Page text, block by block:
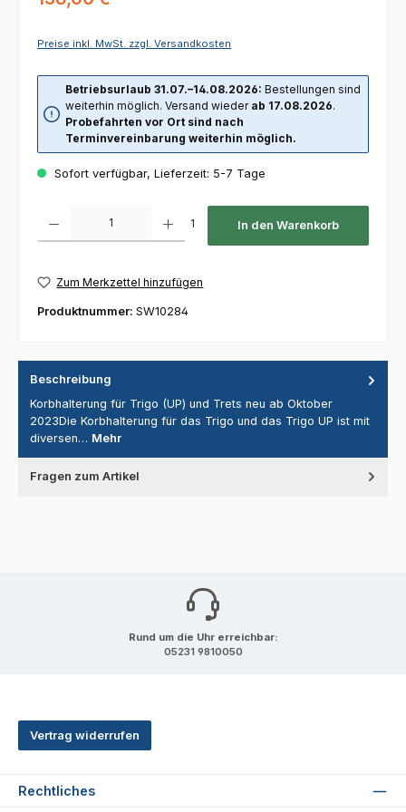
Preise inkl. MwSt. zzgl. Versandkosten
Betriebsurlaub 31.07.–14.08.2026: Bestellungen sind
weiterhin möglich. Versand wieder ab 17.08.2026.
Probefahrten vor Ort sind nach
Terminvereinbarung weiterhin möglich.
Sofort verfügbar, Lieferzeit: 5-7 Tage
1 In den Warenkorb
Zum Merkzettel hinzufügen
Produktnummer: SW10284
Beschreibung
Korbhalterung für Trigo (UP) und Trets neu ab Oktober
2023Die Korbhalterung für das Trigo und das Trigo UP ist mit
diversen… Mehr
Fragen zum Artikel
Rund um die Uhr erreichbar:
05231 9810050
Vertrag widerrufen
Rechtliches